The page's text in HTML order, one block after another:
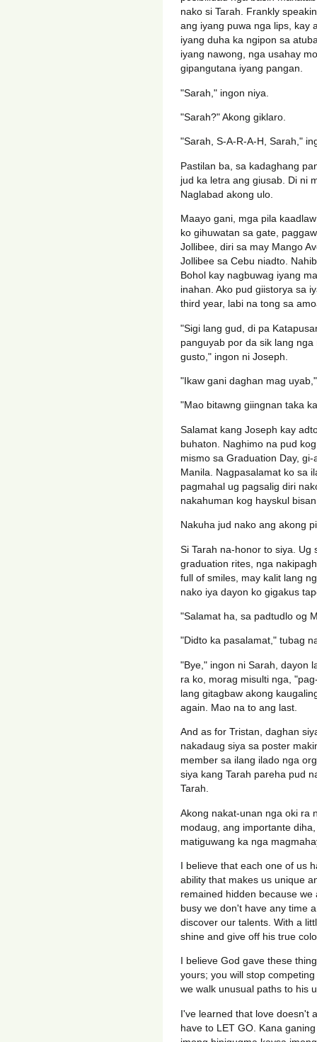
nako si Tarah. Frankly
ang iyang puwa nga lips, kay
iyang duha ka ngipon sa
iyang nawong, nga usahay
gipangutana iyang pangan.
"Sarah," ingon niya.
"Sarah?" Akong giklaro.
"Sarah, S-A-R-A-H, Sarah,"
Pastilan ba, sa kadaghang
jud ka letra ang giusab. Di ni
Naglabad akong ulo.
Maayo gani, mga pila
ko gihuwatan sa gate,
Jollibee, diri sa may Mango
Jollibee sa Cebu niadto.
Bohol kay nagbuwag iyang
inahan. Ako pud giistorya sa
third year, labi na tong sa
"Sigi lang gud, di pa
panguyab por da sik lang
gusto," ingon ni Joseph.
"Ikaw gani daghan mag
"Mao bitawng giingnan taka
Salamat kang Joseph kay
buhaton. Naghimo na pud
mismo sa Graduation Day,
Manila. Nagpasalamat ko sa
pagmahal ug pagsalig diri
nakahuman kog hayskul
Nakuha jud nako ang akong
Si Tarah na-honor to siya.
graduation rites, nga
full of smiles, may kalit lang
nako iya dayon ko gigakus
"Salamat ha, sa padtudlo og
"Didto ka pasalamat," tubag
"Bye," ingon ni Sarah, dayon
ra ko, morag misulti nga,
lang gitagbaw akong
again. Mao na to ang last.
And as for Tristan, daghan
nakadaug siya sa poster
member sa ilang ilado nga
siya kang Tarah pareha pud
Tarah.
Akong nakat-unan nga oki ra
modaug, ang importante
matiguwang ka nga
I believe that each one of us
ability that makes us unique
remained hidden because
busy we don't have any time
discover our talents. With a
shine and give off his true
I believe God gave these
yours; you will stop
we walk unusual paths to his
I've learned that love doesn't
have to LET GO. Kana